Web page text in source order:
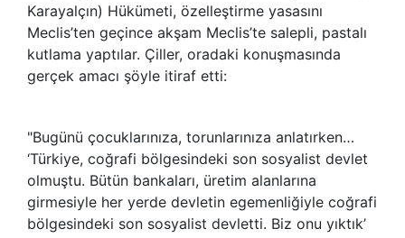
Karayalçın) Hükümeti, özelleştirme yasasını
Meclis’ten geçince akşam Meclis’te salepli, pastalı
kutlama yaptılar. Çiller, oradaki konuşmasında
gerçek amacı şöyle itiraf etti:
"Bugünü çocuklarınıza, torunlarınıza anlatırken…
‘Türkiye, coğrafi bölgesindeki son sosyalist devlet
olmuştu. Bütün bankaları, üretim alanlarına
girmesiyle her yerde devletin egemenliğiyle coğrafi
bölgesindeki son sosyalist devletti. Biz onu yıktık’